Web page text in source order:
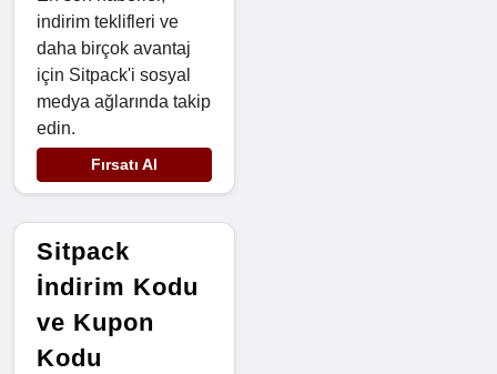
indirim teklifleri ve
daha birçok avantaj
için Sitpack'i sosyal
medya ağlarında takip
edin.
Fırsatı Al
Sitpack
İndirim Kodu
ve Kupon
Kodu